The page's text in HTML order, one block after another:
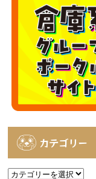
カテゴリー
カ